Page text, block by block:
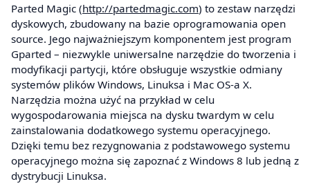
Parted Magic (http://partedmagic.com) to zestaw narzędzi
dyskowych, zbudowany na bazie oprogramowania open
source. Jego najważniejszym komponentem jest program
Gparted – niezwykle uniwersalne narzędzie do tworzenia i
modyfikacji partycji, które obsługuje wszystkie odmiany
systemów plików Windows, Linuksa i Mac OS-a X.
Narzędzia można użyć na przykład w celu
wygospodarowania miejsca na dysku twardym w celu
zainstalowania dodatkowego systemu operacyjnego.
Dzięki temu bez rezygnowania z podstawowego systemu
operacyjnego można się zapoznać z Windows 8 lub jedną z
dystrybucji Linuksa.